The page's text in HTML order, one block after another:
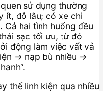
sử dụng thường
ít, đỗ lâu; có xe chỉ
Cả hai tình huống đều
sạc tối ưu, từ đó
động làm việc vất vả
→ nạp bù nhiều →
thế linh kiện qua nhiều